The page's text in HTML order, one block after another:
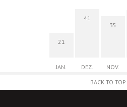
21
JAN.
41
DEZ.
35
NOV.
BACK TO TOP